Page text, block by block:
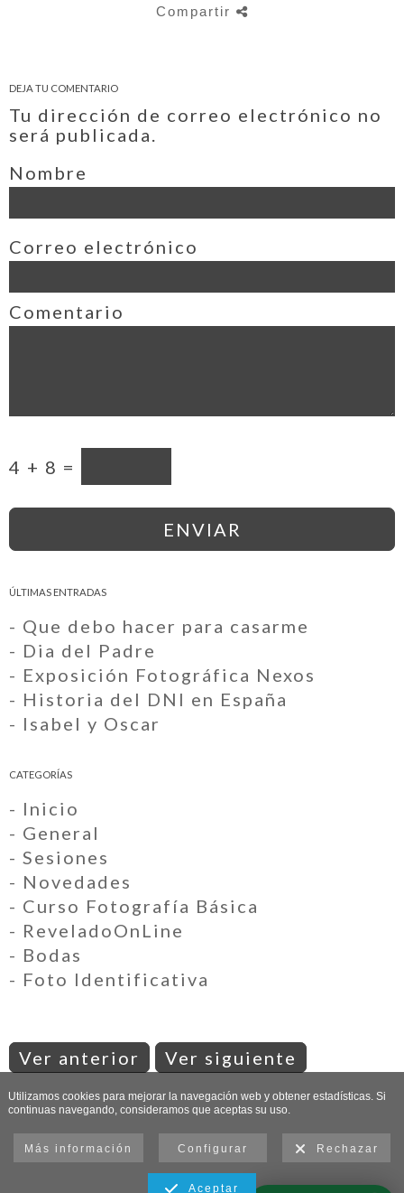
Compartir
DEJA TU COMENTARIO
Tu dirección de correo electrónico no
será publicada.
Nombre
Correo electrónico
Comentario
4 + 8 =
ÚLTIMAS ENTRADAS
- Que debo hacer para casarme
- Dia del Padre
- Exposición Fotográfica Nexos
- Historia del DNI en España
- Isabel y Oscar
CATEGORÍAS
- Inicio
- General
- Sesiones
- Novedades
- Curso Fotografía Básica
- ReveladoOnLine
- Bodas
- Foto Identificativa
Ver anterior Ver siguiente
Utilizamos cookies para mejorar la navegación web y obtener estadísticas. Si
continuas navegando, consideramos que aceptas su uso.
Más información Configurar Rechazar
Aceptar